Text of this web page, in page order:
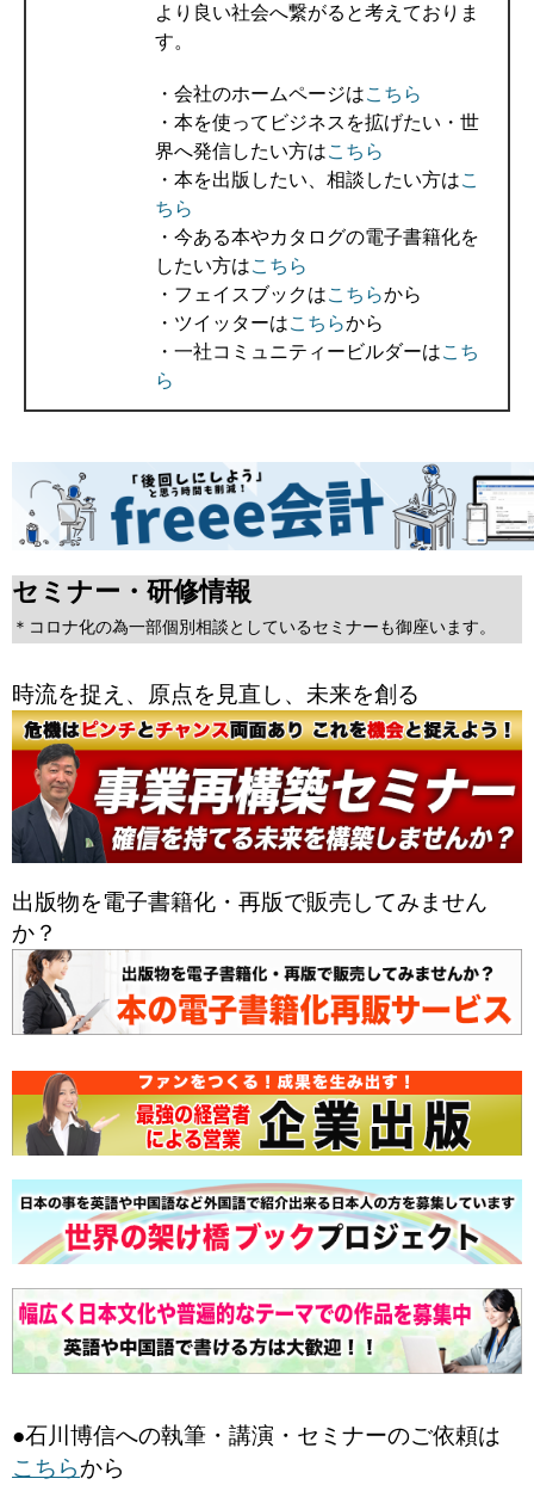
より良い社会へ繋がると考えておりま
す。
・会社のホームページはこちら
・本を使ってビジネスを拡げたい・世
界へ発信したい方はこちら
・本を出版したい、相談したい方はこ
ちら
・今ある本やカタログの電子書籍化を
したい方はこちら
・フェイスブックはこちらから
・ツイッターはこちらから
・一社コミュニティービルダーはこち
ら
セミナー・研修情報
＊コロナ化の為一部個別相談としているセミナーも御座います。
時流を捉え、原点を見直し、未来を創る
出版物を電子書籍化・再版で販売してみません
か？
●石川博信への執筆・講演・セミナーのご依頼は
こちらから